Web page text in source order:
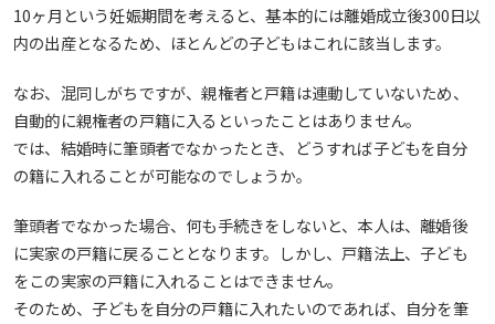
10ヶ月という妊娠期間を考えると、基本的には離婚成立後300日以
内の出産となるため、ほとんどの子どもはこれに該当します。
なお、混同しがちですが、親権者と戸籍は連動していないため、
自動的に親権者の戸籍に入るといったことはありません。
では、結婚時に筆頭者でなかったとき、どうすれば子どもを自分
の籍に入れることが可能なのでしょうか。
筆頭者でなかった場合、何も手続きをしないと、本人は、離婚後
に実家の戸籍に戻ることとなります。しかし、戸籍法上、子ども
をこの実家の戸籍に入れることはできません。
そのため、子どもを自分の戸籍に入れたいのであれば、自分を筆